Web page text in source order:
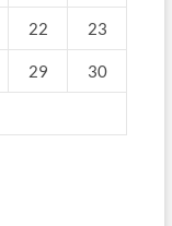
22 23
29 30